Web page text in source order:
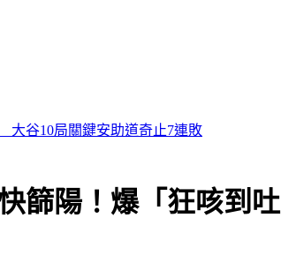
PROJECT回歸 EVAN單飛首登場
篩陽！爆「狂咳到